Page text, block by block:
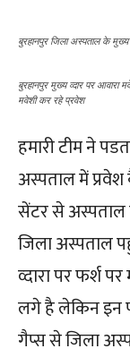
बुरहानपुर जिला अस्पताल के
बुरहानपुर मुख्य व्दार पर आवारा
मवेशी कर रहे प्रवेश
हमारी टीम ने
अस्पताल में प्रवेश
सेंटर से अस्पताल
जिला अस्पताल
व्दारा पर फर्श
लगे है लेकिन इन
गैप्स से जिला